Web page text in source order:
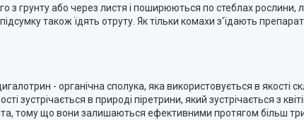
або через листя і поширюються по стеблах рослини,
також їдять отруту. Як тільки комахи з'їдають
- органічна сполука, яка використовується в якості
зустрічається в природі піретрини, який зустрічається з
тому що вони залишаються ефективними протягом більш